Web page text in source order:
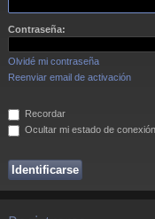
Contraseña:
Olvidé mi contraseña
Reenviar email de activación
Recordar
Ocultar mi estado de